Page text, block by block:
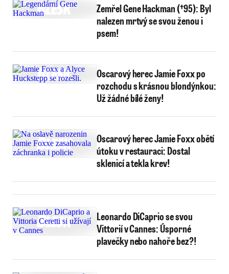
Zemřel Gene Hackman (†95): Byl
nalezen mrtvý se svou ženou i
psem!
Oscarový herec Jamie Foxx po
rozchodu s krásnou blondýnkou:
Už žádné bílé ženy!
Oscarový herec Jamie Foxx obětí
útoku v restauraci: Dostal
sklenicí a tekla krev!
Leonardo DiCaprio se svou
Vittorií v Cannes: Úsporné
plavečky nebo nahoře bez?!